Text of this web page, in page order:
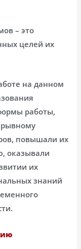
– это
целей их
на данном
работы,
повышали их
оказывали
их
знаний